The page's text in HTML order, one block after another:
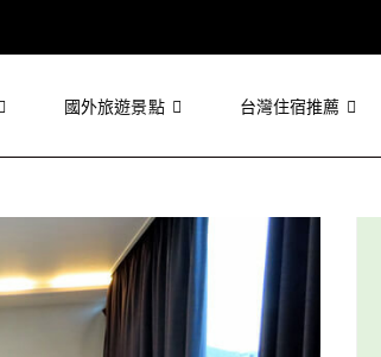
國外旅遊景點 台灣住宿推薦